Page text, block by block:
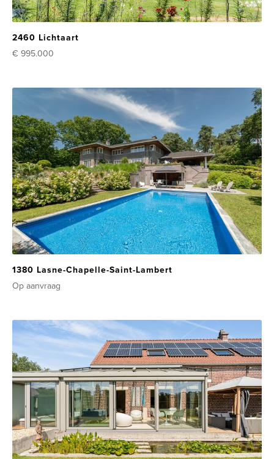
2460 Lichtaart
€ 995.000
1380 Lasne-Chapelle-Saint-Lambert
Op aanvraag